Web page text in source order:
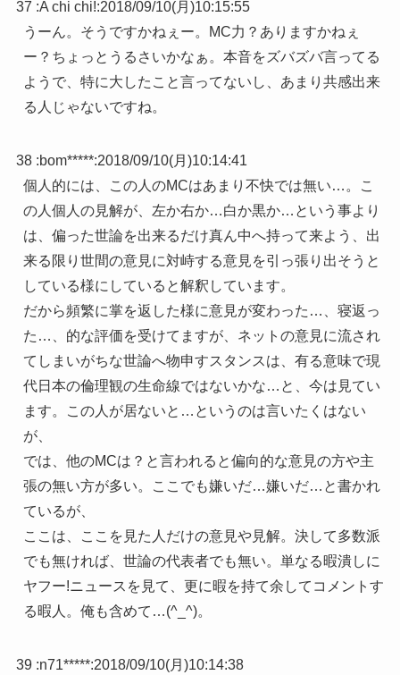
37 :A chi chi!:2018/09/10(月)10:15:55
うーん。そうですかねぇー。MC力？ありますかねぇ
ー？ちょっとうるさいかなぁ。本音をズバズバ言ってる
ようで、特に大したこと言ってないし、あまり共感出来
る人じゃないですね。
38 :bom*****:2018/09/10(月)10:14:41
個人的には、この人のMCはあまり不快では無い…。こ
の人個人の見解が、左か右か…白か黒か…という事より
は、偏った世論を出来るだけ真ん中へ持って来よう、出
来る限り世間の意見に対峙する意見を引っ張り出そうと
している様にしていると解釈しています。
だから頻繁に掌を返した様に意見が変わった…、寝返っ
た…、的な評価を受けてますが、ネットの意見に流され
てしまいがちな世論へ物申すスタンスは、有る意味で現
代日本の倫理観の生命線ではないかな…と、今は見てい
ます。この人が居ないと…というのは言いたくはない
が、
では、他のMCは？と言われると偏向的な意見の方や主
張の無い方が多い。ここでも嫌いだ…嫌いだ…と書かれ
ているが、
ここは、ここを見た人だけの意見や見解。決して多数派
でも無ければ、世論の代表者でも無い。単なる暇潰しに
ヤフー!ニュースを見て、更に暇を持て余してコメントす
る暇人。俺も含めて…(^_^)。
39 :n71*****:2018/09/10(月)10:14:38